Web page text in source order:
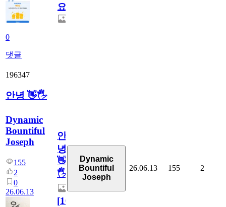
0
댓글
요.
196347
안녕 👋🖐
Dynamic
Bountiful
Joseph
155
2
0
26.06.13
안
녕
👋
🖐
[10
Dynamic
Bountiful
Joseph
26.06.13 155 2